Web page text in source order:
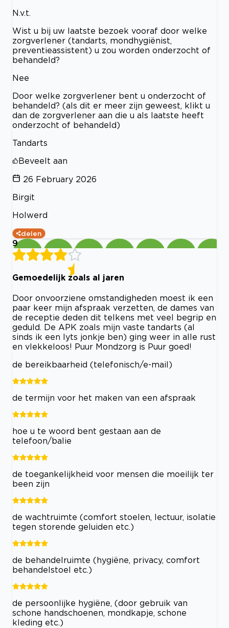
N.v.t.
Wist u bij uw laatste bezoek vooraf door welke
zorgverlener (tandarts, mondhygiënist,
preventieassistent) u zou worden onderzocht of
behandeld?
Nee
Door welke zorgverlener bent u onderzocht of
behandeld? (als dit er meer zijn geweest, klikt u
dan de zorgverlener aan die u als laatste heeft
onderzocht of behandeld)
Tandarts
Beveelt aan
26 February 2026
Birgit
Holwerd
delen
9
Gemoedelijk zoals al jaren
Door onvoorziene omstandigheden moest ik een
paar keer mijn afspraak verzetten, de dames van
de receptie deden dit telkens met veel begrip en
geduld. De APK zoals mijn vaste tandarts (al
sinds ik een lyts jonkje ben) ging weer in alle rust
en vlekkeloos! Puur Mondzorg is Puur goed!
de bereikbaarheid (telefonisch/e-mail)
de termijn voor het maken van een afspraak
hoe u te woord bent gestaan aan de
telefoon/balie
de toegankelijkheid voor mensen die moeilijk ter
been zijn
de wachtruimte (comfort stoelen, lectuur, isolatie
tegen storende geluiden etc.)
de behandelruimte (hygiëne, privacy, comfort
behandelstoel etc.)
de persoonlijke hygiëne, (door gebruik van
schone handschoenen, mondkapje, schone
kleding etc.)